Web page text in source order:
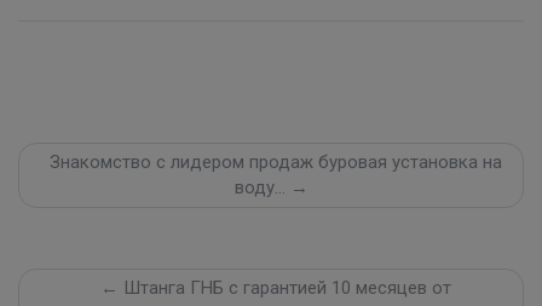
Знакомство с лидером продаж буровая установка на
воду… →
← Штанга ГНБ с гарантией 10 месяцев от